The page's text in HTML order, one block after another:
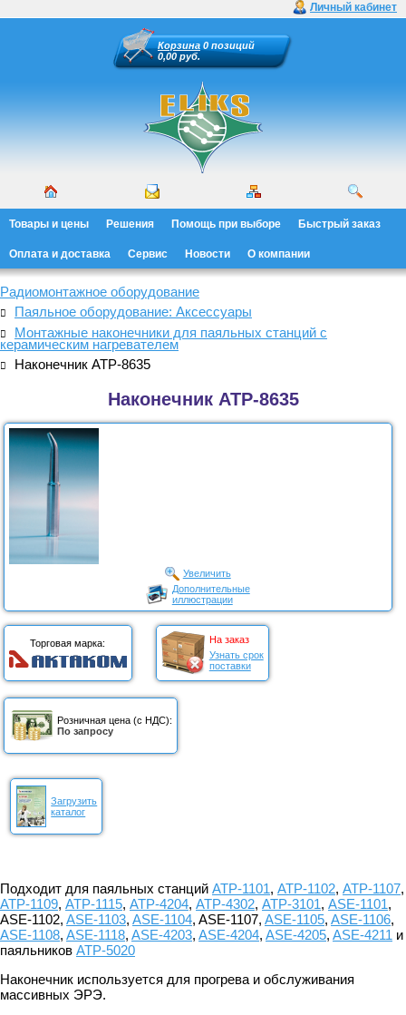
Личный кабинет
Корзина 0 позиций
0,00 руб.
Товары и цены Решения Помощь при выборе Быстрый заказ
Оплата и доставка Сервис Новости О компании
Радиомонтажное оборудование
Паяльное оборудование: Аксессуары
Монтажные наконечники для паяльных станций с
керамическим нагревателем
Наконечник АТР-8635
Наконечник АТР-8635
Увеличить
Дополнительные
иллюстрации
Торговая марка:
На заказ
Узнать срок
поставки
Розничная цена (с НДС):
По запросу
Загрузить
каталог
Подходит для паяльных станций АТР-1101, АТР-1102, АТР-1107,
АТР-1109, АТР-1115, АТР-4204, АТР-4302, АТР-3101, ASE-1101,
ASE-1102, ASE-1103, ASE-1104, ASE-1107, ASE-1105, ASE-1106,
ASE-1108, ASE-1118, ASE-4203, ASE-4204, ASE-4205, ASE-4211 и
паяльников АТР-5020
Наконечник используется для прогрева и обcлуживания
массивных ЭРЭ.